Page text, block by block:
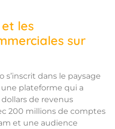
les
sur
s’inscrit dans le paysage
plateforme qui a
de revenus
200 millions de comptes
et une audience